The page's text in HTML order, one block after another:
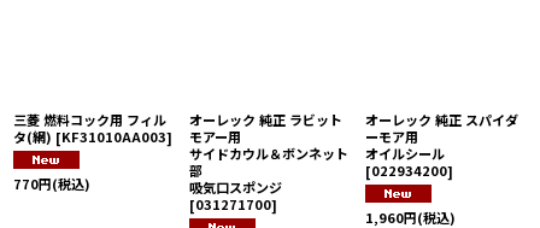
三菱 燃料コック用 フィル
タ(網) [KF31010AA003]
770円(税込)
オーレック 純正 ラビット
モアー用
サイドカウル＆ボンネット
部
吸気口スポンジ
[031271700]
オーレック 純正 スパイダ
ーモア用
オイルシール
[022934200]
1,960円(税込)